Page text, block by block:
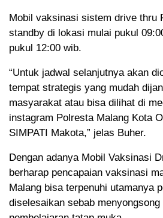
Mobil vaksinasi sistem drive thru
standby di lokasi mulai pukul
pukul 12:00 wib.
“Untuk jadwal selanjutnya akan
tempat strategis yang mudah
masyarakat atau bisa dilihat di
instagram Polresta Malang Kota
SIMPATI Makota,” jelas Buher.
Dengan adanya Mobil Vaksinasi
berharap pencapaian vaksinasi
Malang bisa terpenuhi utamanya
diselesaikan sebab menyongsong